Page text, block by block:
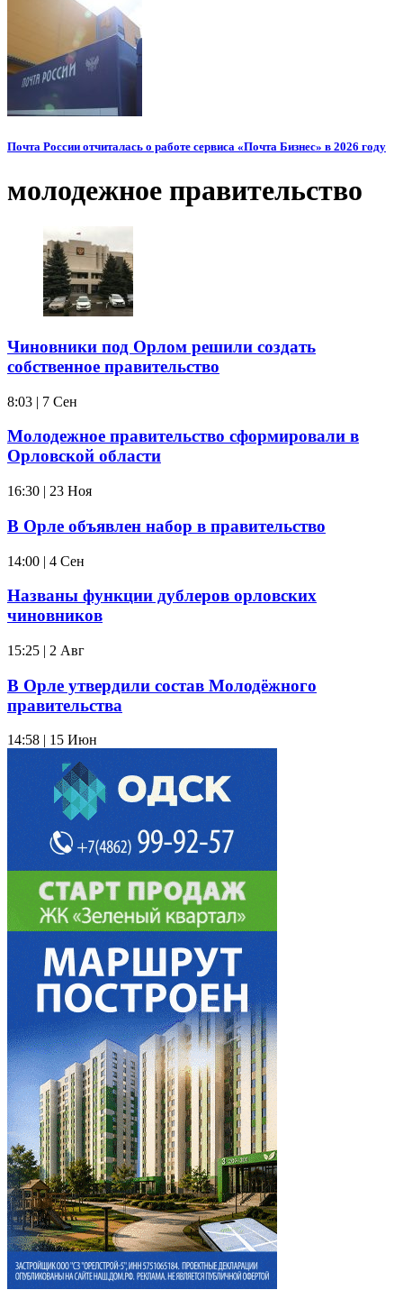
Почта России отчиталась о работе сервиса «Почта Бизнес» в 2026 году
молодежное правительство
Чиновники под Орлом решили создать
собственное правительство
8:03 | 7 Сен
Молодежное правительство сформировали в
Орловской области
16:30 | 23 Ноя
В Орле объявлен набор в правительство
14:00 | 4 Сен
Названы функции дублеров орловских
чиновников
15:25 | 2 Авг
В Орле утвердили состав Молодёжного
правительства
14:58 | 15 Июн